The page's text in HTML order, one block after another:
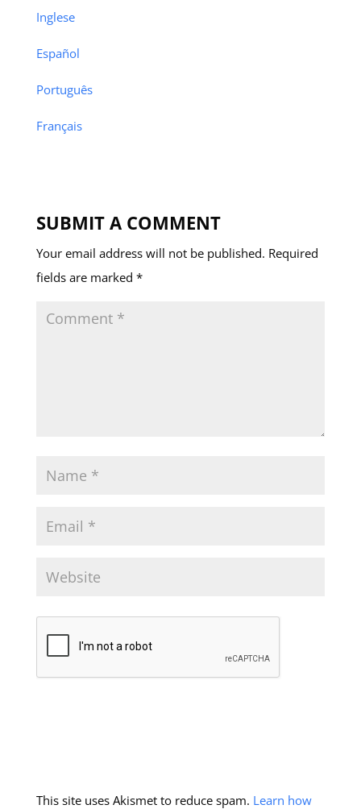
Inglese
Español
Português
Français
SUBMIT A COMMENT
Your email address will not be published. Required
fields are marked *
This site uses Akismet to reduce spam. Learn how